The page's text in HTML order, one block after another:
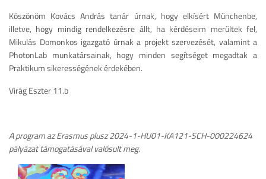
Köszönöm Kovács András tanár úrnak, hogy elkísért Münchenbe,
illetve, hogy mindig rendelkezésre állt, ha kérdéseim merültek fel,
Mikulás Domonkos igazgató úrnak a projekt szervezését, valamint a
PhotonLab munkatársainak, hogy minden segítséget megadtak a
Praktikum sikerességének érdekében.
Virág Eszter 11.b
A program az Erasmus plusz 2024-1-HU01-KA121-SCH-000224624
pályázat támogatásával valósult meg.